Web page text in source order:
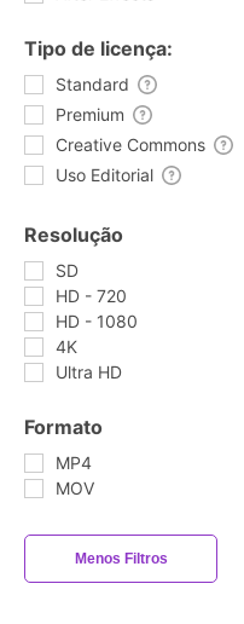
Tipo de licença:
Standard
Premium
Creative Commons
Uso Editorial
Resolução
SD
HD - 720
HD - 1080
4K
Ultra HD
Formato
MP4
MOV
Menos Filtros